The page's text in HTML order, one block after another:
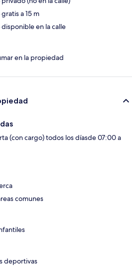
a 15 m
en la calle
en la propiedad
(con cargo) todos los díasde 07:00 a
comunes
deportivas